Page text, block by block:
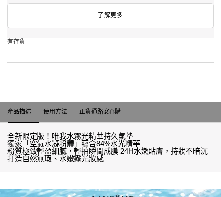
了解更多
有存貨
產品描述 使用方法 正貨通路安心購
全新限定版！唯我水霧光精華持久氣墊
獨家「空氣水凝粉體」蘊含84%水光精華
粉質極致輕盈細膩，輕拍瞬間成膜 24H水嫩貼膚，持妝不暗沉
打造自然無瑕、水嫩霧光妝感
全新唯我水霧光精華持久氣墊​